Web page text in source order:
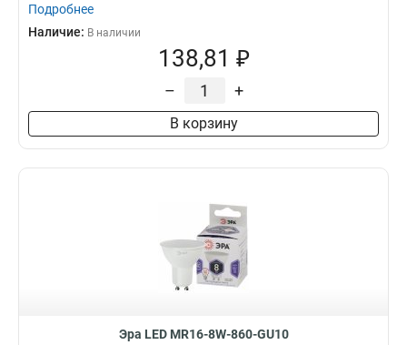
Подробнее
Наличие: В наличии
138,81 ₽
– +
В корзину
Эра LED MR16-8W-860-GU10